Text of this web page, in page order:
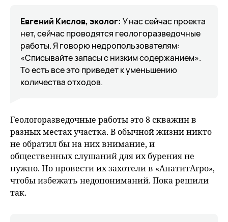
Евгений Кислов, эколог: У нас сейчас проекта
нет, сейчас проводятся геологоразведочные
работы. Я говорю недропользователям:
«Списывайте запасы с низким содержанием».
То есть все это приведет к уменьшению
количества отходов.
Геологоразведочные работы это 8 скважин в
разных местах участка. В обычной жизни никто
не обратил бы на них внимание, и
общественных слушаний для их бурения не
нужно. Но провести их захотели в «АпатитАгро»,
чтобы избежать недопониманий. Пока решили
так.